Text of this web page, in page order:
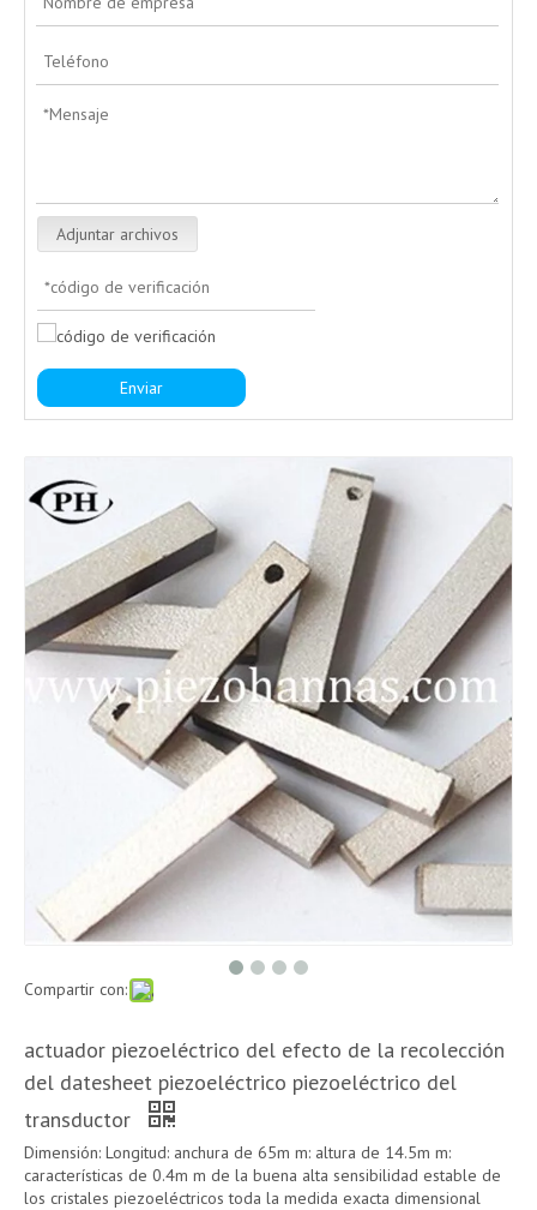
Adjuntar archivos
Enviar
Compartir con:
actuador piezoeléctrico del efecto de la recolección
del datesheet piezoeléctrico piezoeléctrico del
transductor
Dimensión: Longitud: anchura de 65m m: altura de 14.5m m:
características de 0.4m m de la buena alta sensibilidad estable de
los cristales piezoeléctricos toda la medida exacta dimensional